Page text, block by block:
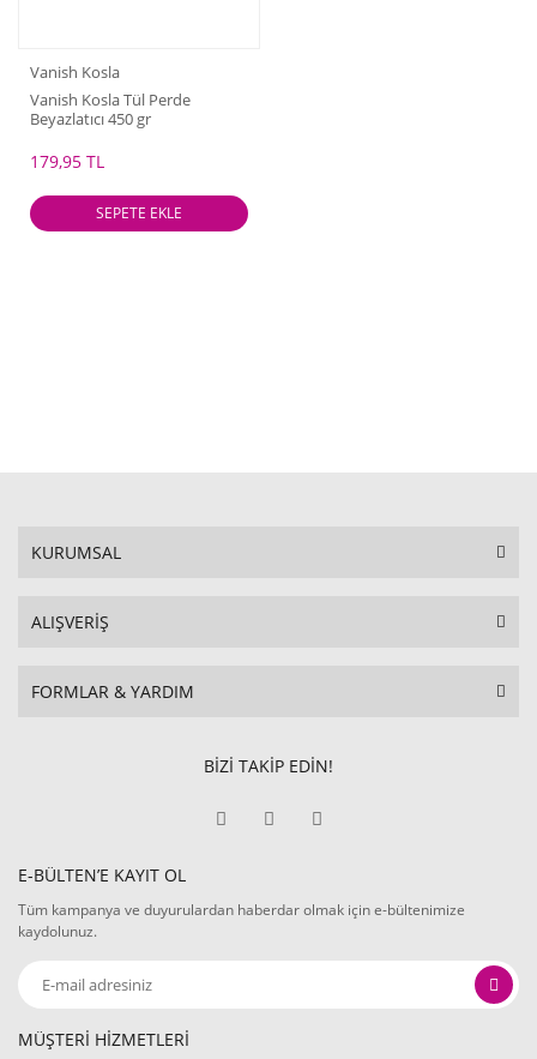
Vanish Kosla
Vanish Kosla Tül Perde
Beyazlatıcı 450 gr
179,95 TL
SEPETE EKLE
KURUMSAL
ALIŞVERİŞ
FORMLAR & YARDIM
BİZİ TAKİP EDİN!
E-BÜLTEN’E KAYIT OL
Tüm kampanya ve duyurulardan haberdar olmak için e-bültenimize
kaydolunuz.
MÜŞTERİ HİZMETLERİ